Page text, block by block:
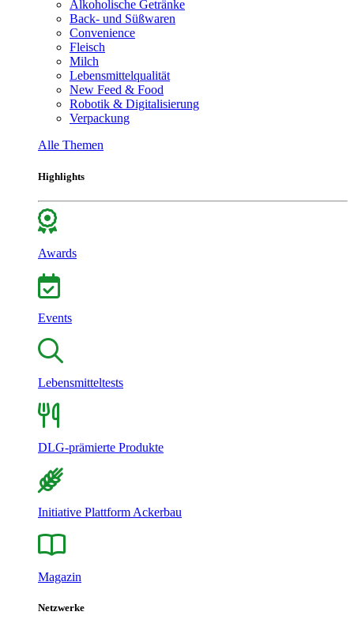
Alkoholische Getränke
Back- und Süßwaren
Convenience
Fleisch
Milch
Lebensmittelqualität
New Feed & Food
Robotik & Digitalisierung
Verpackung
Alle Themen
Highlights
Awards
Events
Lebensmitteltests
DLG-prämierte Produkte
Initiative Plattform Ackerbau
Magazin
Netzwerke